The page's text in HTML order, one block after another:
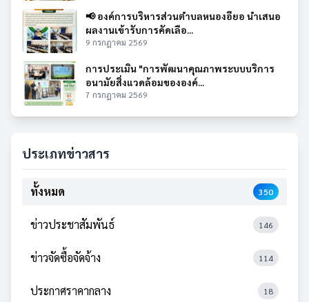
📢 องค์การบริหารส่วนตำบลหนองอียอ นำเสนอ
ผลงานเข้ารับการคัดเลือ...
9 กรกฎาคม 2569
การประเมิน "การพัฒนาคุณภาพระบบบริการ
อนามัยสิ่งแวดล้อมขององค์...
7 กรกฎาคม 2569
ประเภทข่าวสาร
ทั้งหมด 350
ข่าวประชาสัมพันธ์ 146
ข่าวจัดซื้อจัดจ้าง 114
ประกาศราคากลาง 18